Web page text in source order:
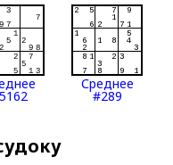
Среднее
#289